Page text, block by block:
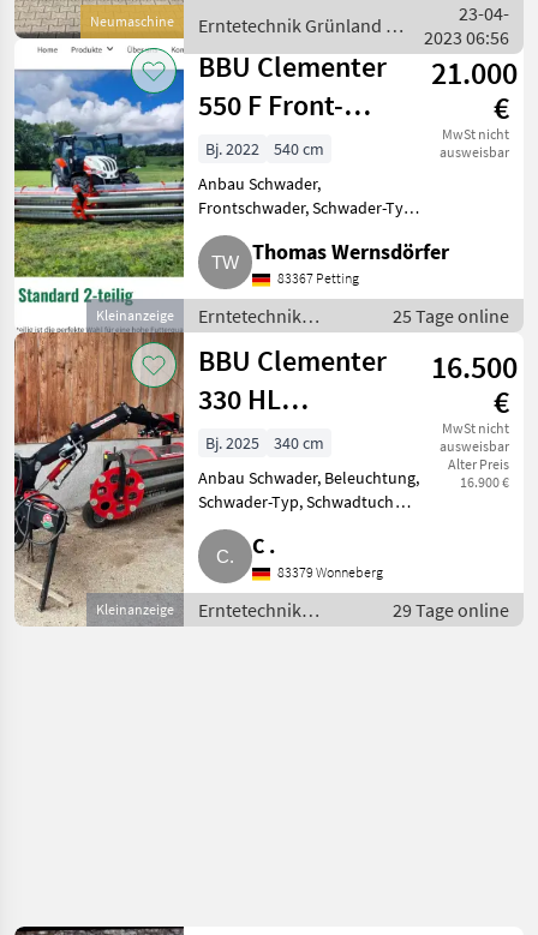
Neumaschine
einstellbare
Anfahrsicherung ,
Schneidwerksaushebung
mit 2 Zyl
Erntetechnik Grünland /
BB Umwelttechnik
23-04-
2023 06:56
Kleinanzeige
BBU Clementer
550 F Front-
Kammschwader
zu verkaufen,
Top
21.000
€
MwSt nicht
ausweisbar
Bj. 2022
540 cm
Anbau Schwader,
Frontschwader, Schwader-Typ:
Seitenschwad, Schwadtuch Wir
verkaufen aufgrund
Generationswechsel einen BBU
Kammschwader Clementer
550f, Bj. 2022, in Top
Thomas Wernsdörfer
83367 Petting
Erntetechnik
Grünland / Schwader
25 Tage online
Kleinanzeige
BBU Clementer
330 HL
Heckseitenschwader
li.
16.500
€
MwSt nicht
ausweisbar
Alter Preis
16.900 €
Bj. 2025
340 cm
Anbau Schwader, Beleuchtung,
Schwader-Typ, Schwadtuch
Komfortbedienung, hydr.
Schwadtuch, Silage 6, 6
Zinkenträger, 50 mm
Zinkenabstand, hydr.
Entlastung, neuwertiger Z
C .
83379 Wonneberg
Erntetechnik
Grünland / Schwader
29 Tage online